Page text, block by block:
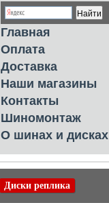
Главная
Оплата
Доставка
Наши магазины
Контакты
Шиномонтаж
О шинах и дисках
Диски реплика